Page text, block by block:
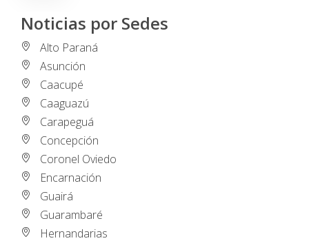
Noticias por Sedes
Alto Paraná
Asunción
Caacupé
Caaguazú
Carapeguá
Concepción
Coronel Oviedo
Encarnación
Guairá
Guarambaré
Hernandarias